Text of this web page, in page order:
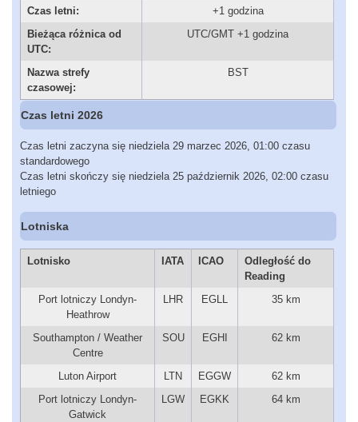
Czas letni:
+1 godzina
Bieżąca różnica od
UTC:
UTC/GMT +1 godzina
Nazwa strefy
czasowej:
BST
Czas letni 2026
Czas letni zaczyna się niedziela 29 marzec 2026, 01:00 czasu
standardowego
Czas letni skończy się niedziela 25 październik 2026, 02:00 czasu
letniego
Lotniska
Lotnisko IATA ICAO
Odległość do
Reading
Port lotniczy Londyn-
Heathrow
LHR EGLL 35 km
Southampton / Weather
Centre
SOU EGHI 62 km
Luton Airport LTN EGGW
62 km
Port lotniczy Londyn-
Gatwick
LGW EGKK 64 km